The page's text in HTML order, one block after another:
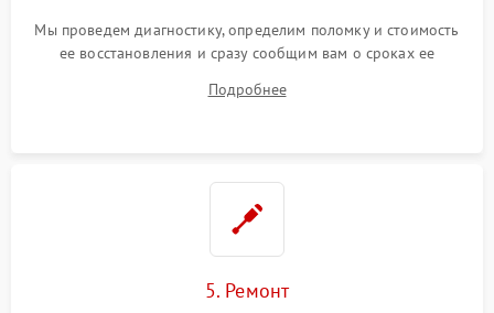
Мы проведем диагностику, определим поломку и стоимость
ее восстановления и сразу сообщим вам о сроках ее
Подробнее
5. Ремонт